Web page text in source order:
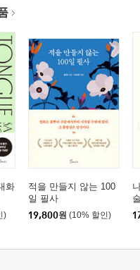
않게 대화를 거절하는 법
감을 되찾는 비결
는 상황을 그려보라
스리는 것이 먼저다
가지 원칙
을 뒤집는 3R 전략
공격이든 이겨낼 수 있다
주지 않는 것이 중요하다
신의 귀를 원한다
은 어디에나 있다
화
)
적을 만들지 않는 100
일 필사
19,800원 (10% 할인)